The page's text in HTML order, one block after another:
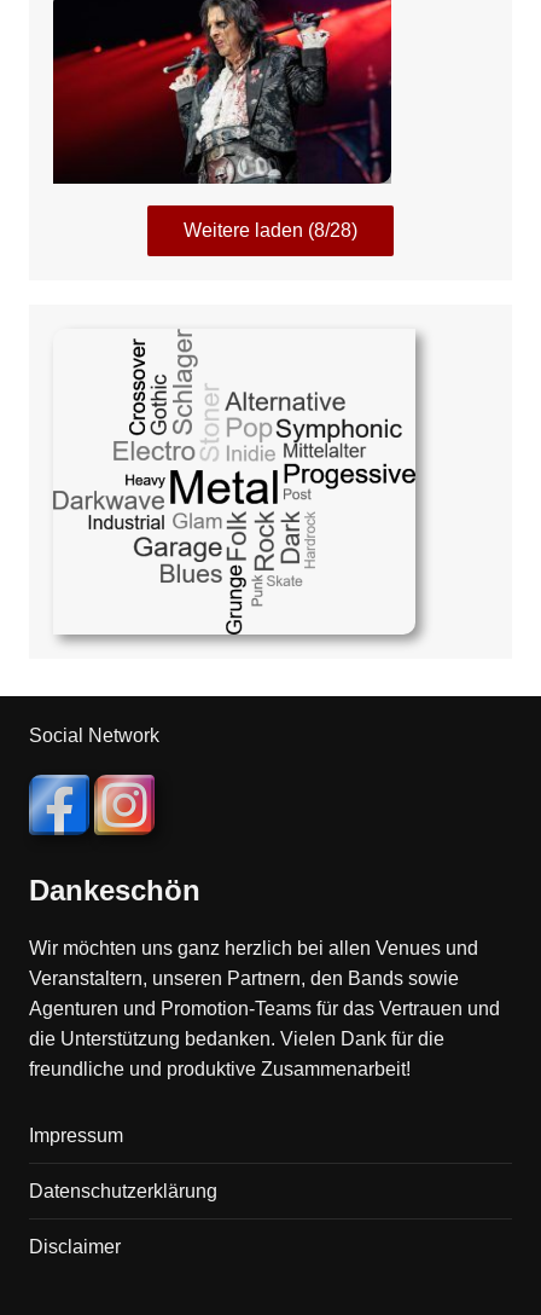
Weitere laden (8/28)
Social Network
Dankeschön
Wir möchten uns ganz herzlich bei allen Venues und
Veranstaltern, unseren Partnern, den Bands sowie
Agenturen und Promotion-Teams für das Vertrauen und
die Unterstützung bedanken. Vielen Dank für die
freundliche und produktive Zusammenarbeit!
Impressum
Datenschutzerklärung
Disclaimer